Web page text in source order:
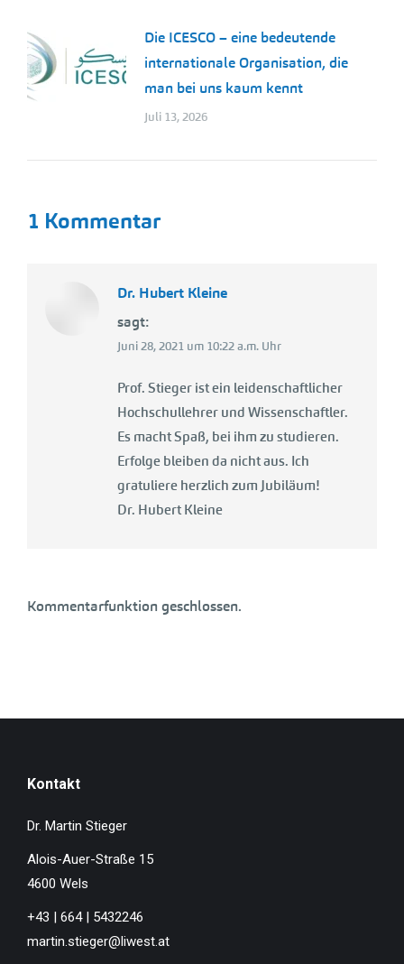
Die ICESCO – eine bedeutende
internationale Organisation, die
man bei uns kaum kennt
Juli 13, 2026
1 Kommentar
Dr. Hubert Kleine
sagt:
Juni 28, 2021 um 10:22 a.m. Uhr
Prof. Stieger ist ein leidenschaftlicher
Hochschullehrer und Wissenschaftler.
Es macht Spaß, bei ihm zu studieren.
Erfolge bleiben da nicht aus. Ich
gratuliere herzlich zum Jubiläum!
Dr. Hubert Kleine
Kommentarfunktion geschlossen.
Kontakt
Dr. Martin Stieger
Alois-Auer-Straße 15
4600 Wels
+43 | 664 | 5432246
martin.stieger@liwest.at